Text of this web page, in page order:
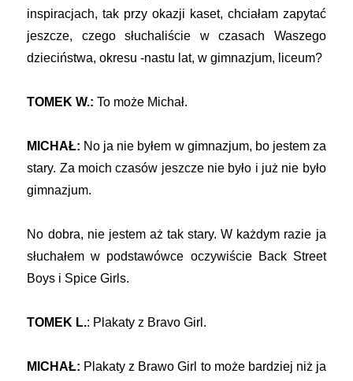
inspiracjach, tak przy okazji kaset, chciałam zapytać
jeszcze, czego słuchaliście w czasach Waszego
dzieciństwa, okresu -nastu lat, w gimnazjum, liceum?
TOMEK W.: To może Michał.
MICHAŁ: No ja nie byłem w gimnazjum, bo jestem za
stary. Za moich czasów jeszcze nie było i już nie było
gimnazjum.
No dobra, nie jestem aż tak stary. W każdym razie ja
słuchałem w podstawówce oczywiście Back Street
Boys i Spice Girls.
TOMEK L.: Plakaty z Bravo Girl.
MICHAŁ: Plakaty z Brawo Girl to może bardziej niż ja